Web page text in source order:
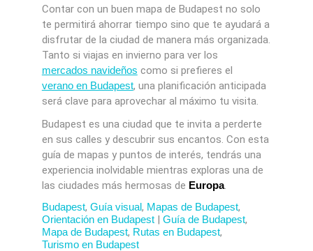
Contar con un buen mapa de Budapest no solo
te permitirá ahorrar tiempo sino que te ayudará a
disfrutar de la ciudad de manera más organizada.
Tanto si viajas en invierno para ver los
mercados navideños como si prefieres el
verano en Budapest, una planificación anticipada
será clave para aprovechar al máximo tu visita.
Budapest es una ciudad que te invita a perderte
en sus calles y descubrir sus encantos. Con esta
guía de mapas y puntos de interés, tendrás una
experiencia inolvidable mientras exploras una de
las ciudades más hermosas de Europa.
Budapest, Guía visual, Mapas de Budapest,
Orientación en Budapest| Guía de Budapest,
Mapa de Budapest, Rutas en Budapest,
Turismo en Budapest